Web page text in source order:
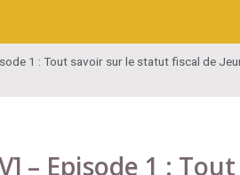
1 : Tout savoir sur le statut fiscal de
– Episode 1 :